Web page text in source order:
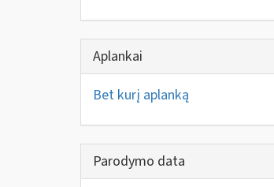
Aplankai
Bet kurį aplanką
Parodymo data